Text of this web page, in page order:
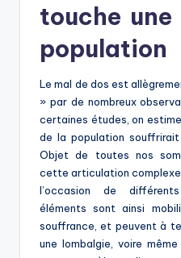
touche
population
Le mal de dos est
» par de nombreux
certaines études, on
de la population
Objet de toutes nos
cette articulation complexe
l’occasion de
éléments sont ainsi
souffrance, et peuvent à
une lombalgie, voire